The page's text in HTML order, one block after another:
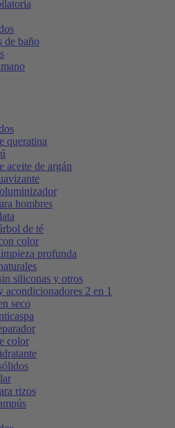
de baño
queratina
aceite de argán
hombres
de té
color
profunda
siliconas y otros
acondicionadores 2 en 1
seco
color
rizos